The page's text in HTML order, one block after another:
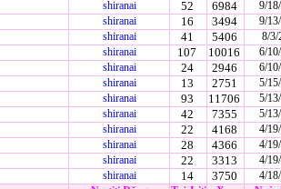
shiranai 52 6984 9/
shiranai 16 3494 9/
shiranai 41 5406 8/3/
shiranai 107 10016 6/
shiranai 24 2946 6/
shiranai 13 2751 5/
shiranai 93 11706 5/
shiranai 42 7355 5/
shiranai 22 4168 4/
shiranai 28 4366 4/
shiranai 22 3313 4/
shiranai 14 3750
4/